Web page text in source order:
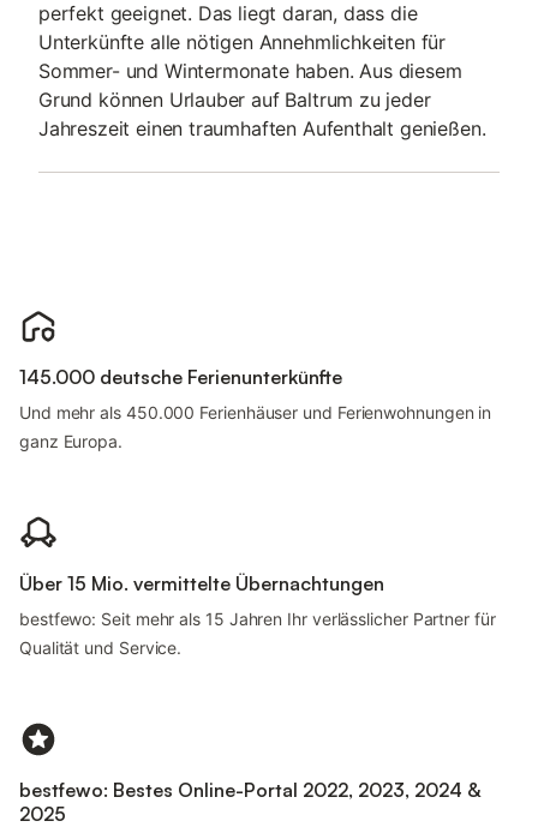
perfekt geeignet. Das liegt daran, dass die
Unterkünfte alle nötigen Annehmlichkeiten für
Sommer- und Wintermonate haben. Aus diesem
Grund können Urlauber auf Baltrum zu jeder
Jahreszeit einen traumhaften Aufenthalt genießen.
145.000 deutsche Ferienunterkünfte
Und mehr als 450.000 Ferienhäuser und Ferienwohnungen in
ganz Europa.
Über 15 Mio. vermittelte Übernachtungen
bestfewo: Seit mehr als 15 Jahren Ihr verlässlicher Partner für
Qualität und Service.
bestfewo: Bestes Online-Portal 2022, 2023, 2024 &
2025